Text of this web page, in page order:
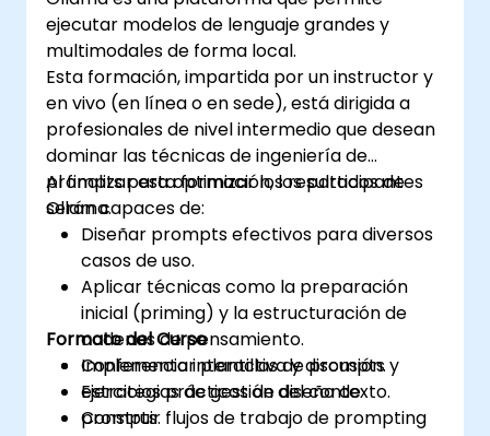
ejecutar modelos de lenguaje grandes y
multimodales de forma local.
Esta formación, impartida por un instructor y
en vivo (en línea o en sede), está dirigida a
profesionales de nivel intermedio que desean
dominar las técnicas de ingeniería de
prompts para optimizar los resultados de
Ollama.
Al finalizar esta formación, los participantes
serán capaces de:
Diseñar prompts efectivos para diversos
casos de uso.
Aplicar técnicas como la preparación
inicial (priming) y la estructuración de
cadenas de pensamiento.
Implementar plantillas de prompts y
estrategias de gestión del contexto.
Construir flujos de trabajo de prompting
Formato del Curso
Conferencia interactiva y discusión.
Ejercicios prácticos de diseño de
prompts.